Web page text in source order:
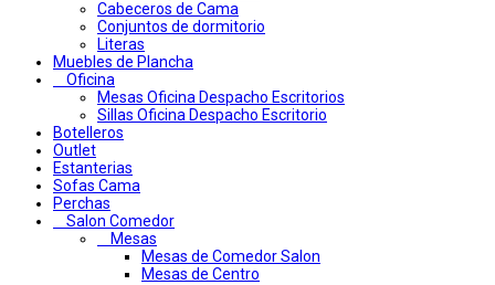
Cabeceros de Cama
Conjuntos de dormitorio
Literas
Muebles de Plancha
Oficina
Mesas Oficina Despacho Escritorios
Sillas Oficina Despacho Escritorio
Botelleros
Outlet
Estanterias
Sofas Cama
Perchas
Salon Comedor
Mesas
Mesas de Comedor Salon
Mesas de Centro